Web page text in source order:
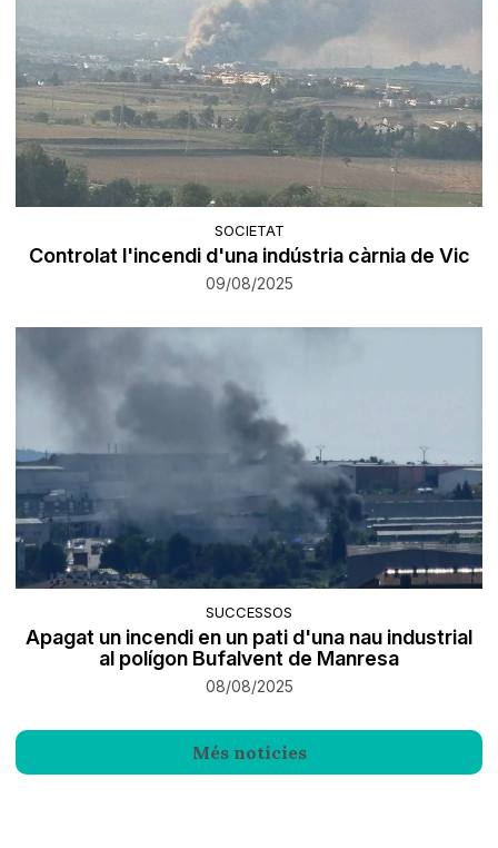
SOCIETAT
Controlat l'incendi d'una indústria càrnia de Vic
09/08/2025
SUCCESSOS
Apagat un incendi en un pati d'una nau industrial
al polígon Bufalvent de Manresa
08/08/2025
Més notícies